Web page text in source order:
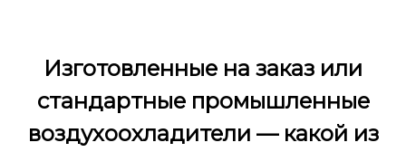
Изготовленные на заказ или
стандартные промышленные
воздухоохладители — какой из